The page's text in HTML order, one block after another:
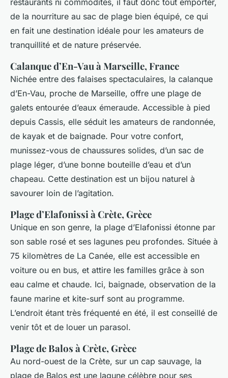
restaurants ni commodités, il faut donc tout emporter,
de la nourriture au sac de plage bien équipé, ce qui
en fait une destination idéale pour les amateurs de
tranquillité et de nature préservée.
Calanque d’En-Vau à Marseille, France
Nichée entre des falaises spectaculaires, la calanque
d’En-Vau, proche de Marseille, offre une plage de
galets entourée d’eaux émeraude. Accessible à pied
depuis Cassis, elle séduit les amateurs de randonnée,
de kayak et de baignade. Pour votre confort,
munissez-vous de chaussures solides, d’un sac de
plage léger, d’une bonne bouteille d’eau et d’un
chapeau. Cette destination est un bijou naturel à
savourer loin de l’agitation.
Plage d’Elafonissi à Crète, Grèce
Unique en son genre, la plage d’Elafonissi étonne par
son sable rosé et ses lagunes peu profondes. Située à
75 kilomètres de La Canée, elle est accessible en
voiture ou en bus, et attire les familles grâce à son
eau calme et chaude. Ici, baignade, observation de la
faune marine et kite-surf sont au programme.
L’endroit étant très fréquenté en été, il est conseillé de
venir tôt et de louer un parasol.
Plage de Balos à Crète, Grèce
Au nord-ouest de la Crète, sur un cap sauvage, la
plage de Balos est une lagune célèbre pour ses